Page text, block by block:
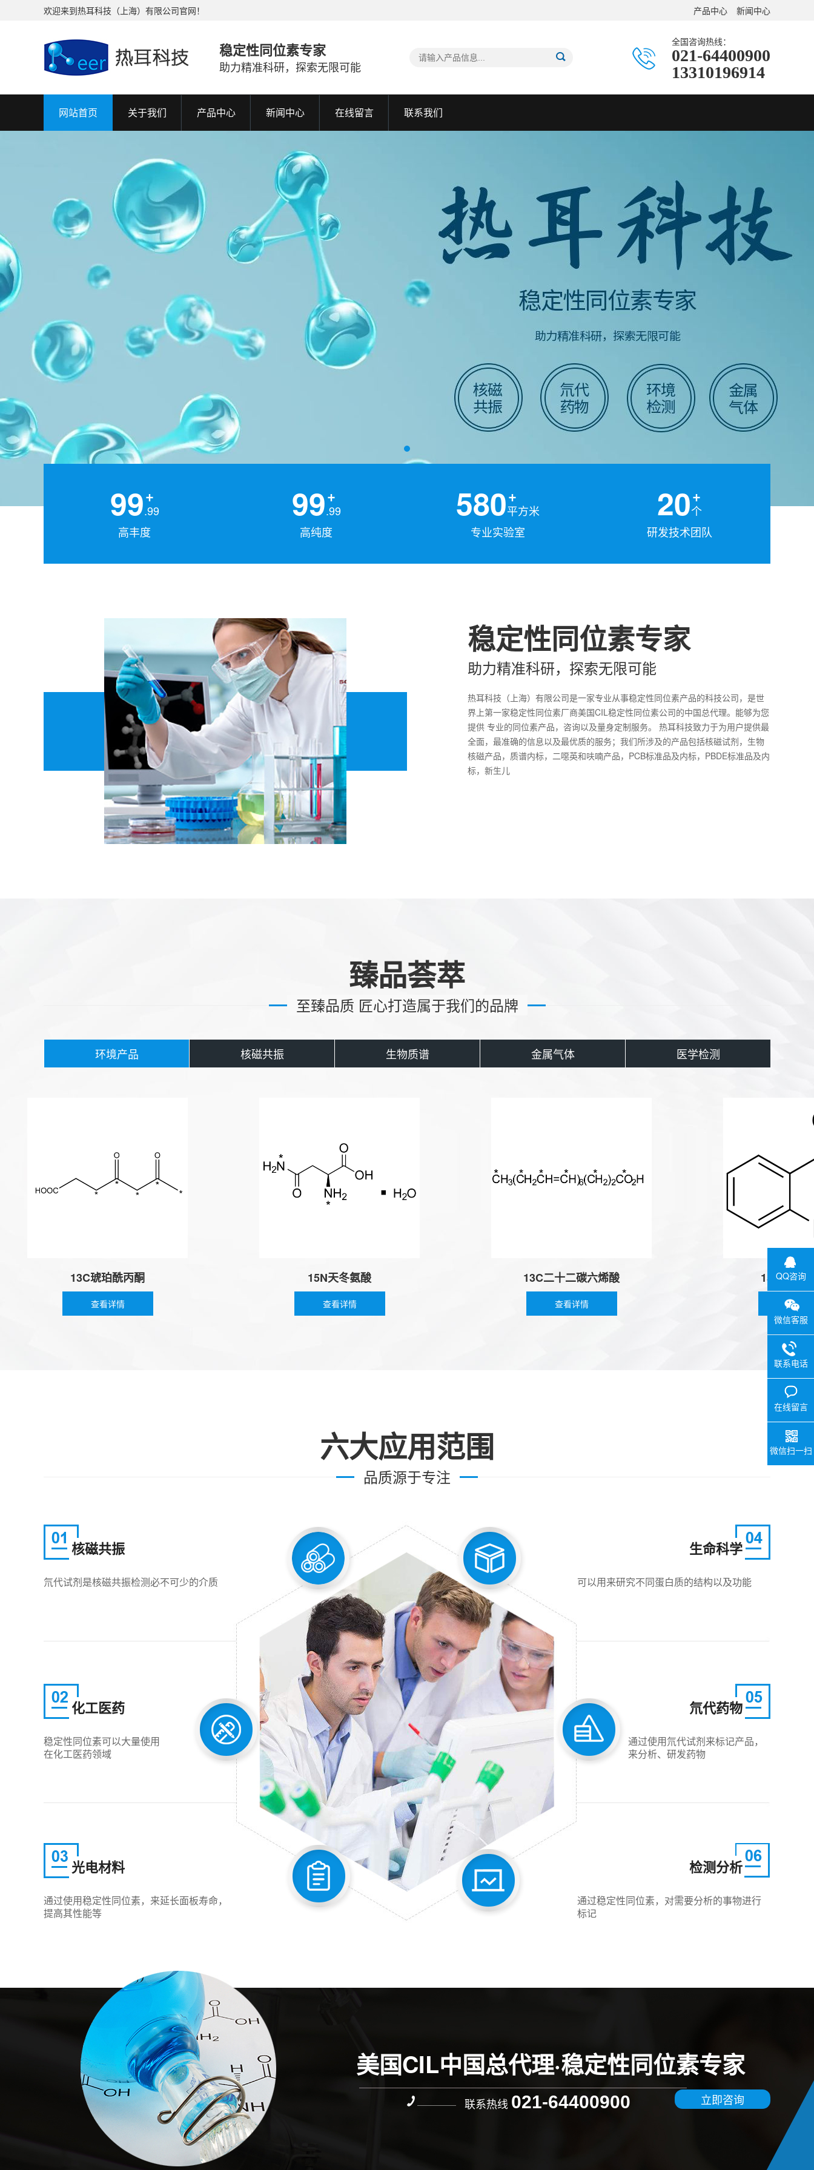
产品中心 新闻中心
欢迎来到热耳科技（上海）有限公司官网！
稳定性同位素专家
助力精准科研，探索无限可能
全国咨询热线：
021-64400900
13310196914
网站首页 关于我们 产品中心 新闻中心 在线留言 联系我们
99.99
高丰度
99.99
高纯度
580平方米
专业实验室
20个
研发技术团队
稳定性同位素专家
助力精准科研，探索无限可能
热耳科技（上海）有限公司是一家专业从事稳定性同位素产品的科技公司，是世
界上第一家稳定性同位素厂商美国CIL稳定性同位素公司的中国总代理。能够为您
提供 专业的同位素产品，咨询以及量身定制服务。 热耳科技致力于为用户提供最
全面，最准确的信息以及最优质的服务；我们所涉及的产品包括核磁试剂，生物
核磁产品，质谱内标，二噁英和呋喃产品，PCB标准品及内标，PBDE标准品及内
标，新生儿
臻品荟萃
至臻品质 匠心打造属于我们的品牌
环境产品 核磁共振 生物质谱 金属气体 医学检测
13C琥珀酰丙酮
查看详情
15N天冬氨酸
查看详情
13C二十二碳六烯酸
查看详情
15N邻氨基苯
查看详情
六大应用范围
品质源于专注
核磁共振
氘代试剂是核磁共振检测必不可少的介质
化工医药
稳定性同位素可以大量使用
在化工医药领域
光电材料
通过使用稳定性同位素，来延长面板寿命，
提高其性能等
生命科学
可以用来研究不同蛋白质的结构以及功能
氘代药物
通过使用氘代试剂来标记产品，
来分析、研发药物
检测分析
通过稳定性同位素，对需要分析的事物进行
标记
美国CIL中国总代理·稳定性同位素专家
联系热线 021-64400900 立即咨询
QQ咨询
微信客服
联系电话
在线留言
微信扫一扫